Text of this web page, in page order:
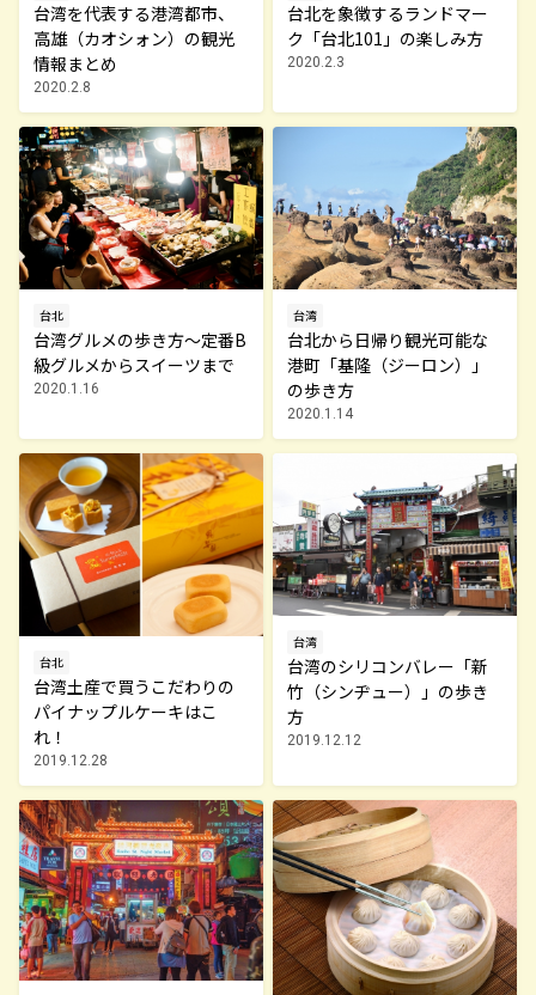
台湾を代表する港湾都市、
高雄（カオシォン）の観光
情報まとめ
2020.2.8
台北を象徴するランドマー
ク「台北101」の楽しみ方
2020.2.3
台北
台湾グルメの歩き方～定番B
級グルメからスイーツまで
2020.1.16
台湾
台北から日帰り観光可能な
港町「基隆（ジーロン）」
の歩き方
2020.1.14
台北
台湾土産で買うこだわりの
パイナップルケーキはこ
れ！
2019.12.28
台湾
台湾のシリコンバレー「新
竹（シンヂュー）」の歩き
方
2019.12.12